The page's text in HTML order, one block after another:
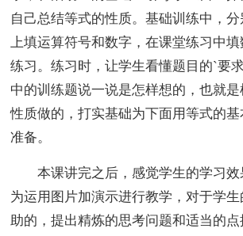
自己总结等式的性质。基础训练中，
上填运算符号和数字，在课堂练习中
练习。练习时，让学生看懂题目的`要
中的训练题说一说是怎样想的，也就
性质做的，打实基础为下面用等式的
准备。
本课讲完之后，感觉学生的学习效
为运用图片加演示进行教学，对于学
助的，提出精炼的思考问题和适当的